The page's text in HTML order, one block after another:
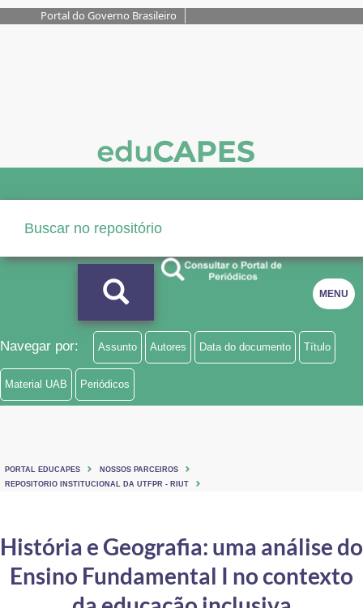
Portal do Governo Brasileiro
MENU
Navegar por: Assunto Autores Data do documento Título
Material UAB Periódicos
PORTAL EDUCAPES
NOSSOS PARCEIROS
REPOSITORIO INSTITUCIONAL DA UTFPR - RIUT
História e Geografia: uma análise do
Ensino Fundamental I no contexto